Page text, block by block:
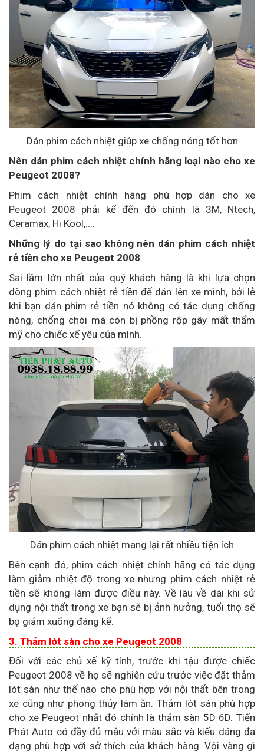
Dán phim cách nhiệt giúp xe chống nóng tốt hơn
Nên dán phim cách nhiệt chính hãng loại nào cho xe
Peugeot 2008?
Phim cách nhiệt chính hãng phù hợp dán cho xe
Peugeot 2008 phải kể đến đó chính là 3M, Ntech,
Ceramax, Hi Kool,....
Những lý do tại sao không nên dán phim cách nhiệt
rẻ tiền cho xe Peugeot 2008
Sai lầm lớn nhất của quý khách hàng là khi lựa chọn
dòng phim cách nhiệt rẻ tiền để dán lên xe mình, bởi lẻ
khi bạn dán phim rẻ tiền nó không có tác dụng chống
nóng, chống chói mà còn bị phồng rộp gây mất thẩm
mỹ cho chiếc xế yêu của mình.
Dán phim cách nhiệt mang lại rất nhiều tiện ích
Bên cạnh đó, phim cách nhiệt chính hãng có tác dụng
làm giảm nhiệt độ trong xe nhưng phim cách nhiệt rẻ
tiền sẽ không làm được điều này. Về lâu về dài khi sử
dụng nội thất trong xe bạn sẽ bị ảnh hưởng, tuổi thọ sẽ
bọ giảm xuống đáng kể.
3. Thảm lót sàn cho xe Peugeot 2008
Đối với các chủ xế kỹ tính, trước khi tậu được chiếc
Peugeot 2008 về họ sẽ nghiên cứu trước việc đặt thảm
lót sàn như thế nào cho phù hợp với nội thất bên trong
xe cũng như phong thủy làm ăn. Thảm lót sàn phù hợp
cho xe Peugeot nhất đó chính là thảm sàn 5D 6D. Tiến
Phát Auto có đầy đủ mẫu với màu sắc và kiểu dáng đa
dạng phù hợp với sở thích của khách hàng. Vội vàng gì